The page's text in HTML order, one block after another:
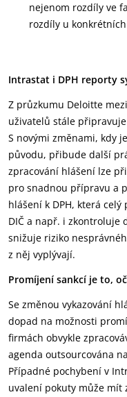
nejenom rozdíly ve
rozdíly u
Intrastat i DPH reporty
Z průzkumu Deloitte
uživatelů stále
S novými změnami, kdy
původu, přibude další
zpracování hlášení lze
pro snadnou přípravu a
hlášení k DPH, která
DIČ a např. i zkontroluje
snižuje riziko
z něj vyplývají.
Promíjení sankcí je to,
Se změnou vykazování
dopad na možnosti
firmách obvykle
agenda outsourcována
Případné pochybení v
uvalení pokuty může